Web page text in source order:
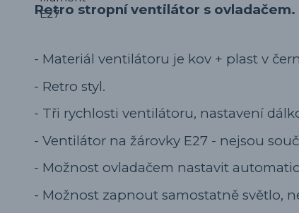
Retro stropní ventilátor s ovladačem.
- Materiál ventilátoru je kov + plast v
- Retro styl.
- Tři rychlosti ventilátoru, nastavení
- Ventilátor na žárovky E27 - nejsou
- Možnost ovladačem nastavit
- Možnost zapnout samostatně světlo,